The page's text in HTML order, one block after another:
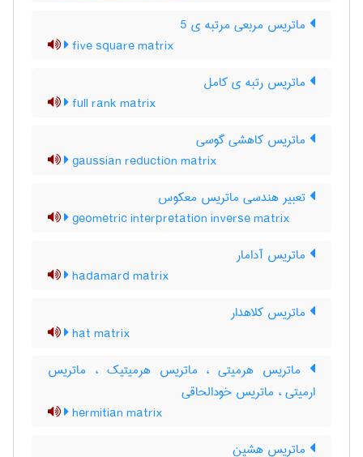
ماتریس مربعی مرتبه ی 5
five square matrix
ماتریس رتبه ی کامل
full rank matrix
ماتریس کاهشی گوسی
gaussian reduction matrix
تعبیر هندسی ماتریس معکوس
geometric interpretation inverse matrix
ماتریس آدامار
hadamard matrix
ماتریس کلاهدار
hat matrix
ماتریس هرمیتی ، ماتریس هرمیتیک ، ماتریس
ارمیتی ، ماتریس خودالحاقی
hermitian matrix
ماتریس هشین